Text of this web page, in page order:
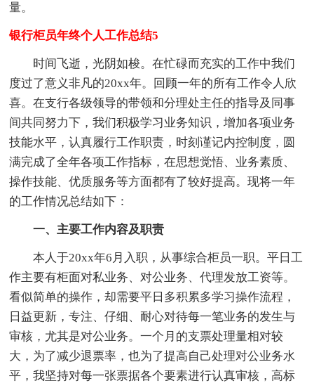
量。
银行柜员年终个人工作总结5
时间飞逝，光阴如梭。在忙碌而充实的工作中我们
度过了意义非凡的20xx年。回顾一年的所有工作令人欣
喜。在支行各级领导的带领和分理处主任的指导及同事
间共同努力下，我们积极学习业务知识，增加各项业务
技能水平，认真履行工作职责，时刻谨记内控制度，圆
满完成了全年各项工作指标，在思想觉悟、业务素质、
操作技能、优质服务等方面都有了较好提高。现将一年
的工作情况总结如下：
一、主要工作内容及职责
本人于20xx年6月入职，从事综合柜员一职。平日工
作主要有柜面对私业务、对公业务、代理发放工资等。
看似简单的操作，却需要平日多积累多学习操作流程，
日益更新，专注、仔细、耐心对待每一笔业务的发生与
审核，尤其是对公业务。一个月的支票处理量相对较
大，为了减少退票率，也为了提高自己处理对公业务水
平，我坚持对每一张票据各个要素进行认真审核，高标